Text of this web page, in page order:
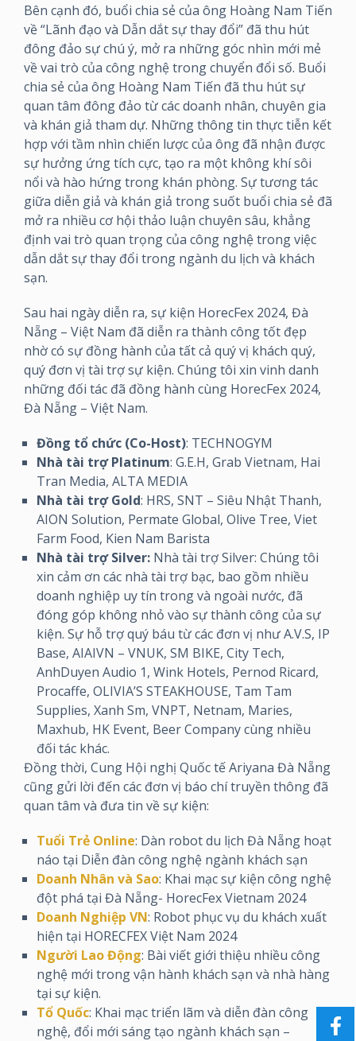
Bên cạnh đó, buổi chia sẻ của ông Hoàng Nam Tiến
về “Lãnh đạo và Dẫn dắt sự thay đổi” đã thu hút
đông đảo sự chú ý, mở ra những góc nhìn mới mẻ
về vai trò của công nghệ trong chuyển đổi số. Buổi
chia sẻ của ông Hoàng Nam Tiến đã thu hút sự
quan tâm đông đảo từ các doanh nhân, chuyên gia
và khán giả tham dự. Những thông tin thực tiễn kết
hợp với tầm nhìn chiến lược của ông đã nhận được
sự hưởng ứng tích cực, tạo ra một không khí sôi
nổi và hào hứng trong khán phòng. Sự tương tác
giữa diễn giả và khán giả trong suốt buổi chia sẻ đã
mở ra nhiều cơ hội thảo luận chuyên sâu, khẳng
định vai trò quan trọng của công nghệ trong việc
dẫn dắt sự thay đổi trong ngành du lịch và khách
sạn.
Sau hai ngày diễn ra, sự kiện HorecFex 2024, Đà
Nẵng – Việt Nam đã diễn ra thành công tốt đẹp
nhờ có sự đồng hành của tất cả quý vị khách quý,
quý đơn vị tài trợ sự kiện. Chúng tôi xin vinh danh
những đối tác đã đồng hành cùng HorecFex 2024,
Đà Nẵng – Việt Nam.
Đồng tổ chức (Co-Host): TECHNOGYM
Nhà tài trợ Platinum: G.E.H, Grab Vietnam, Hai
Tran Media, ALTA MEDIA
Nhà tài trợ Gold: HRS, SNT – Siêu Nhật Thanh,
AION Solution, Permate Global, Olive Tree, Viet
Farm Food, Kien Nam Barista
Nhà tài trợ Silver: Nhà tài trợ Silver: Chúng tôi
xin cảm ơn các nhà tài trợ bạc, bao gồm nhiều
doanh nghiệp uy tín trong và ngoài nước, đã
đóng góp không nhỏ vào sự thành công của sự
kiện. Sự hỗ trợ quý báu từ các đơn vị như A.V.S, IP
Base, AIAIVN – VNUK, SM BIKE, City Tech,
AnhDuyen Audio 1, Wink Hotels, Pernod Ricard,
Procaffe, OLIVIA’S STEAKHOUSE, Tam Tam
Supplies, Xanh Sm, VNPT, Netnam, Maries,
Maxhub, HK Event, Beer Company cùng nhiều
đối tác khác.
Đồng thời, Cung Hội nghị Quốc tế Ariyana Đà Nẵng
cũng gửi lời đến các đơn vị báo chí truyền thông đã
quan tâm và đưa tin về sự kiện:
Tuổi Trẻ Online: Dàn robot du lịch Đà Nẵng hoạt
náo tại Diễn đàn công nghệ ngành khách sạn
Doanh Nhân và Sao: Khai mạc sự kiện công nghệ
đột phá tại Đà Nẵng- HorecFex Vietnam 2024
Doanh Nghiệp VN: Robot phục vụ du khách xuất
hiện tại HORECFEX Việt Nam 2024
Người Lao Động: Bài viết giới thiệu nhiều công
nghệ mới trong vận hành khách sạn và nhà hàng
tại sự kiện.
Tổ Quốc: Khai mạc triển lãm và diễn đàn công
nghệ, đổi mới sáng tạo ngành khách sạn –